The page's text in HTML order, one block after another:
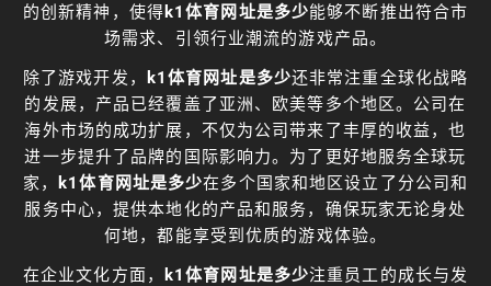
的创新精神，使得 k1体育网址是多少能够不断推出符合市
场需求、引领行业潮流的游戏产品。
除了游戏开发，
k1体育网址是多少还非常注重全球化战略
的发展，产品已经覆盖了亚洲、欧美等多个地区。公司在
海外市场的成功扩展，不仅为公司带来了丰厚的收益，也
进一步提升了品牌的国际影响力。为了更好地服务全球玩
家，
k1体育网址是多少在多个国家和地区设立了分公司和
服务中心，提供本地化的产品和服务，确保玩家无论身处
何地，都能享受到优质的游戏体验。
在企业文化方面，
k1体育网址是多少注重员工的成长与发